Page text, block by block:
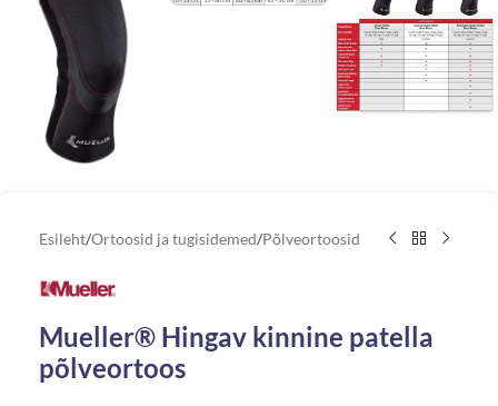
Esileht/Ortoosid ja tugisidemed/Põlveortoosid
Mueller® Hingav kinnine patella
põlveortoos